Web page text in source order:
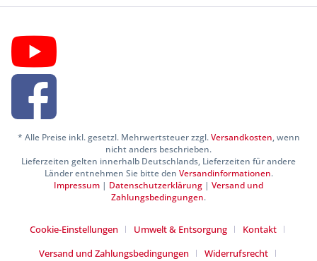
* Alle Preise inkl. gesetzl. Mehrwertsteuer zzgl.Versandkosten, wenn
nicht anders beschrieben.
Lieferzeiten gelten innerhalb Deutschlands, Lieferzeiten für andere
Länder entnehmen Sie bitte den Versandinformationen.
Impressum | Datenschutzerklärung | Versand und
Zahlungsbedingungen.
Cookie-Einstellungen Umwelt & Entsorgung
Kontakt
Versand und Zahlungsbedingungen
Widerrufsrecht